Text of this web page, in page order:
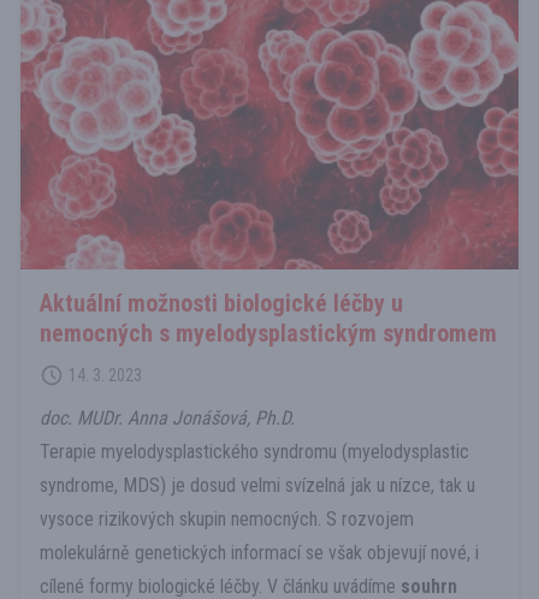
Aktuální možnosti biologické léčby u
nemocných s myelodysplastickým syndromem
14. 3. 2023
doc. MUDr. Anna Jonášová, Ph.D.
Terapie myelodysplastického syndromu (myelodysplastic
syndrome, MDS) je dosud velmi svízelná jak u nízce, tak u
vysoce rizikových skupin nemocných. S rozvojem
molekulárně genetických informací se však objevují nové, i
cílené formy biologické léčby. V článku uvádíme souhrn